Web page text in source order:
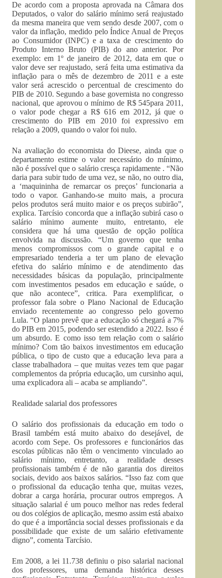
De acordo com a proposta aprovada na Câmara dos
Deputados, o valor do salário mínimo será reajustado
da mesma maneira que vem sendo desde 2007, com o
valor da inflação, medido pelo Índice Anual de Preços
ao Consumidor (INPC) e a taxa de crescimento do
Produto Interno Bruto (PIB) do ano anterior. Por
exemplo: em 1º de janeiro de 2012, data em que o
valor deve ser reajustado, será feita uma estimativa da
inflação para o mês de dezembro de 2011 e a este
valor será acrescido o percentual de crescimento do
PIB de 2010. Segundo a base governista no congresso
nacional, que aprovou o mínimo de R$ 545para 2011,
o valor pode chegar a R$ 616 em 2012, já que o
crescimento do PIB em 2010 foi expressivo em
relação a 2009, quando o valor foi nulo.
Na avaliação do economista do Dieese, ainda que o
departamento estime o valor necessário do mínimo,
não é possível que o salário cresça rapidamente . “Não
daria para subir tudo de uma vez, se não, no outro dia,
a ‘maquininha de remarcar os preços’ funcionaria a
todo o vapor. Ganhando-se muito mais, a procura
pelos produtos será muito maior e os preços subirão”,
explica. Tarcísio concorda que a inflação subirá caso o
salário mínimo aumente muito, entretanto, ele
considera que há uma questão de opção política
envolvida na discussão. “Um governo que tenha
menos compromissos com o grande capital e o
empresariado tenderia a ter um plano de elevação
efetiva do salário mínimo e de atendimento das
necessidades básicas da população, principalmente
com investimentos pesados em educação e saúde, o
que não acontece”, critica. Para exemplificar, o
professor fala sobre o Plano Nacional de Educação
enviado recentemente ao congresso pelo governo
Lula. “O plano prevê que a educação só chegará a 7%
do PIB em 2015, podendo ser estendido a 2022. Isso é
um absurdo. E como isso tem relação com o salário
mínimo? Com tão baixos investimentos em educação
pública, o tipo de custo que a educação leva para a
classe trabalhadora – que muitas vezes tem que pagar
complementos da própria educação, um cursinho aqui,
uma explicadora ali – acaba se ampliando”.
Realidade salarial dos professores
O salário dos profissionais da educação em todo o
Brasil também está muito abaixo do desejável, de
acordo com Sepe. Os professores e funcionários das
escolas públicas não têm o vencimento vinculado ao
salário mínimo, entretanto, a realidade desses
profissionais também é de não garantia dos direitos
sociais, devido aos baixos salários. “Isso faz com que
o profissional da educação tenha que, muitas vezes,
dobrar a carga horária, procurar outros empregos. A
situação salarial é um pouco melhor nas redes federal
ou dos colégios de aplicação, mesmo assim está abaixo
do que é a importância social desses profissionais e da
possibilidade que existe de um salário efetivamente
digno”, comenta Tarcísio.
Em 2008, a lei 11.738 definiu o piso salarial nacional
dos professores, uma demanda histórica desses